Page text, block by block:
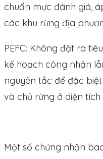
chuẩn mực đánh giá,
các khu rừng địa
PEFC: Không đặt ra
kế hoạch công nhận
nguyên tắc để đặc
và chủ rừng ở diện tích
Một số chứng nhận